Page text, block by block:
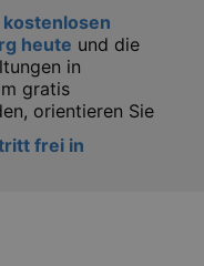
heute und die
in
gratis
orientieren Sie
frei in
Google LLC
.doubleclick.net